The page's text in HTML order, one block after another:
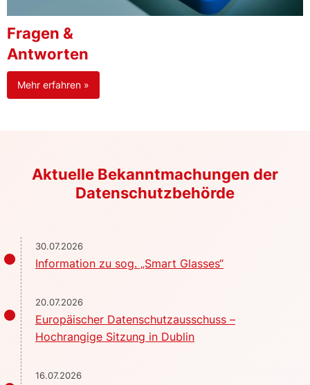
Fragen &
Antworten
Mehr erfahren »
Aktuelle Bekanntmachungen der
Datenschutzbehörde
30.07.2026
Information zu sog. „Smart Glasses“
20.07.2026
Europäischer Datenschutzausschuss –
Hochrangige Sitzung in Dublin
16.07.2026